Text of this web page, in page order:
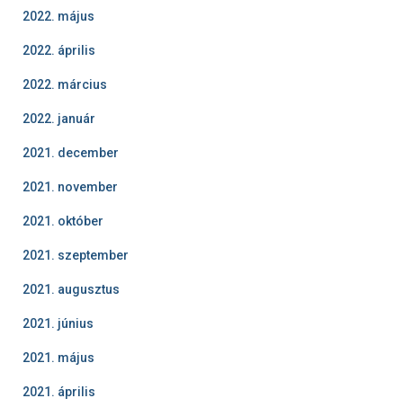
2022. május
2022. április
2022. március
2022. január
2021. december
2021. november
2021. október
2021. szeptember
2021. augusztus
2021. június
2021. május
2021. április